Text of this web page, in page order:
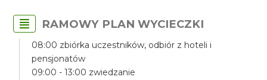
RAMOWY PLAN WYCIECZKI
08:00 zbiórka uczestników, odbiór z hoteli i
pensjonatów
09:00 - 13:00 zwiedzanie